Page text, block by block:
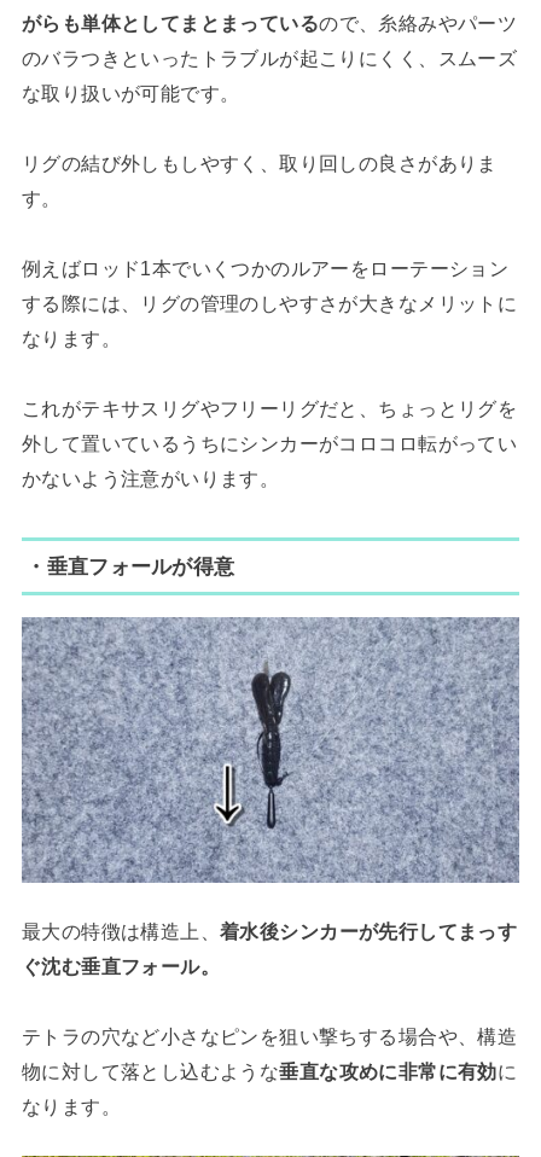
がらも単体としてまとまっているので、糸絡みやパーツ
のバラつきといったトラブルが起こりにくく、スムーズ
な取り扱いが可能です。
リグの結び外しもしやすく、取り回しの良さがありま
す。
例えばロッド1本でいくつかのルアーをローテーション
する際には、リグの管理のしやすさが大きなメリットに
なります。
これがテキサスリグやフリーリグだと、ちょっとリグを
外して置いているうちにシンカーがコロコロ転がってい
かないよう注意がいります。
・垂直フォールが得意
最大の特徴は構造上、着水後シンカーが先行してまっす
ぐ沈む垂直フォール。
テトラの穴など小さなピンを狙い撃ちする場合や、構造
物に対して落とし込むような垂直な攻めに非常に有効に
なります。